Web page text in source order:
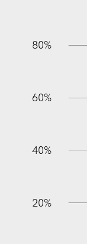
80%
60%
40%
20%